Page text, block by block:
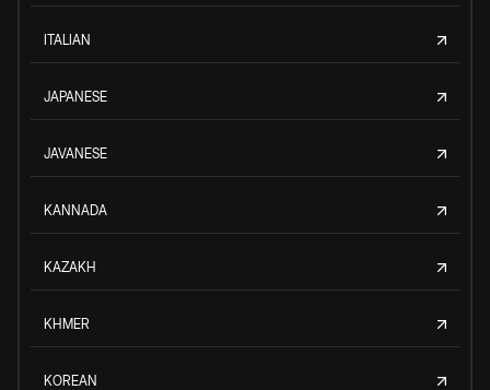
ITALIAN
JAPANESE
JAVANESE
KANNADA
KAZAKH
KHMER
KOREAN